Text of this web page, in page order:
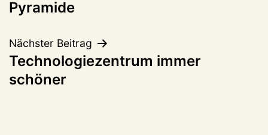
Pyramide
Nächster Beitrag
Technologiezentrum immer
schöner